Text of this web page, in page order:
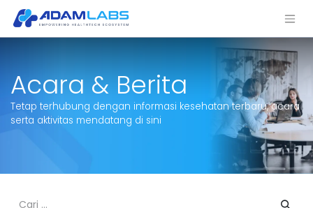
Acara & Berita
Tetap terhubung dengan informasi kesehatan terbaru, acara
serta aktivitas mendatang di sini